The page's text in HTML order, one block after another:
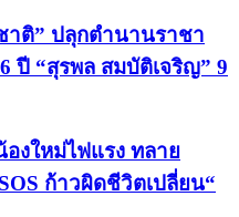
าติ” ปลุกตำนานราชา
ปี “สุรพล สมบัติเจริญ” 9
งใหม่ไฟแรง ทลาย
ก้าวผิดชีวิตเปลี่ยน“